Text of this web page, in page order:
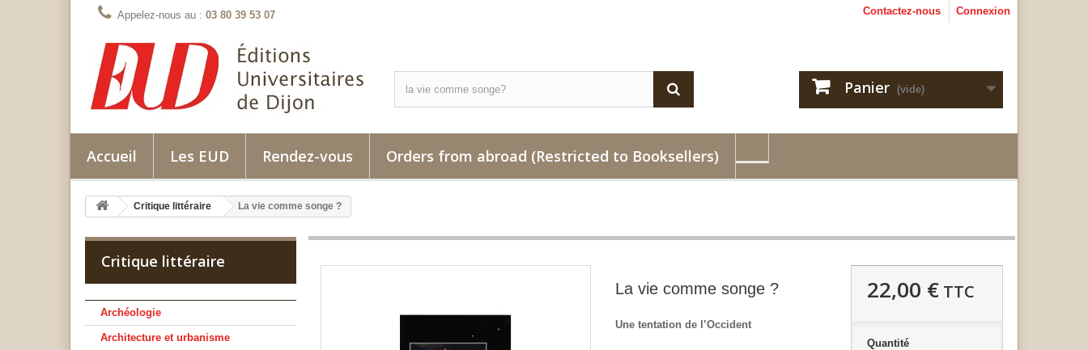
Connexion
Contactez-nous
Appelez-nous au : 03 80 39 53 07
Panier (vide)
Accueil Les EUD Rendez-vous Orders from abroad (Restricted to Booksellers)
Critique littéraire La vie comme songe ?
Critique littéraire
Archéologie
Architecture et urbanisme
La vie comme songe ?
Une tentation de l’Occident
22,00 €TTC
Quantité